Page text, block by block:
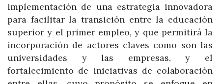
implementación de una estrategia innovadora
para facilitar la transición entre la educación
superior y el primer empleo, y que permitirá la
incorporación de actores claves como son las
universidades y las empresas, y el
fortalecimiento de iniciativas de colaboración